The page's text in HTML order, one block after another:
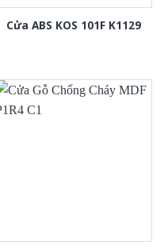
Cửa ABS KOS 101F K1129